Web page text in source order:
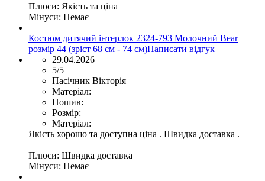
Плюси: Якість та ціна
Мінуси: Немає
Костюм дитячий інтерлок 2324-793 Молочний Bear
розмір 44 (зріст 68 см - 74 см)Написати відгук
29.04.2026
5/5
Пасічник Вікторія
Матеріал:
Пошив:
Розмір:
Матеріал:
Якість хорошо та доступна ціна . Швидка доставка .
Плюси: Швидка доставка
Мінуси: Немає